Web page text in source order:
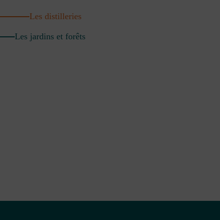
Les distilleries
Les jardins et forêts